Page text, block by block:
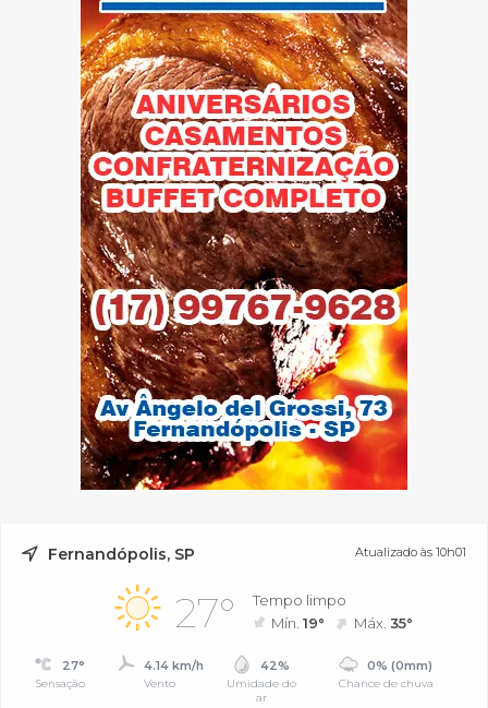
Fernandópolis, SP Atualizado às 10h01
27°
Tempo limpo
Mín.19° Máx.35°
27°
Sensação
4.14 km/h
Vento
42%
Umidade do
ar
0% (0mm)
Chance de chuva